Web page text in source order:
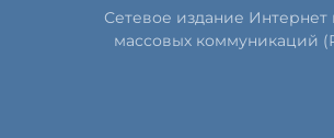
Сетевое издание
массовых коммуникаций